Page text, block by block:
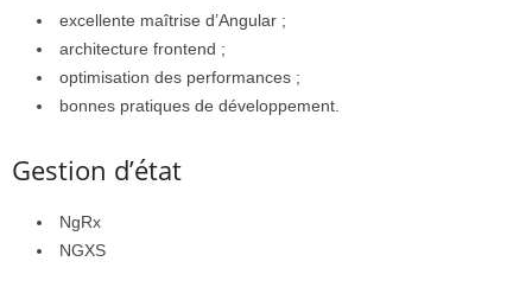
excellente maîtrise d’Angular ;
architecture frontend ;
optimisation des performances ;
bonnes pratiques de développement.
Gestion d’état
NgRx
NGXS